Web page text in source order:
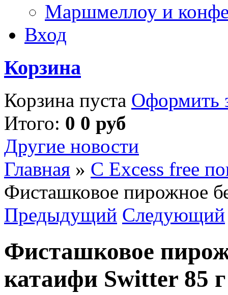
Маршмеллоу и
Вход
Корзина
Корзина пуста Оформить
Итого: 0 0 руб
Другие новости
Главная » С Excess free
Фисташковое пирожное
Предыдущий Следующий
Фисташковое
катаифи Switter 85 г